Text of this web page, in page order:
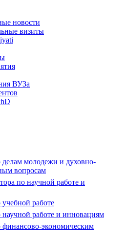
новости
визиты
ВУЗа
делам молодежи и духовно-
вопросам
по научной работе и
работе
работе и инновациям
финансово-экономическим